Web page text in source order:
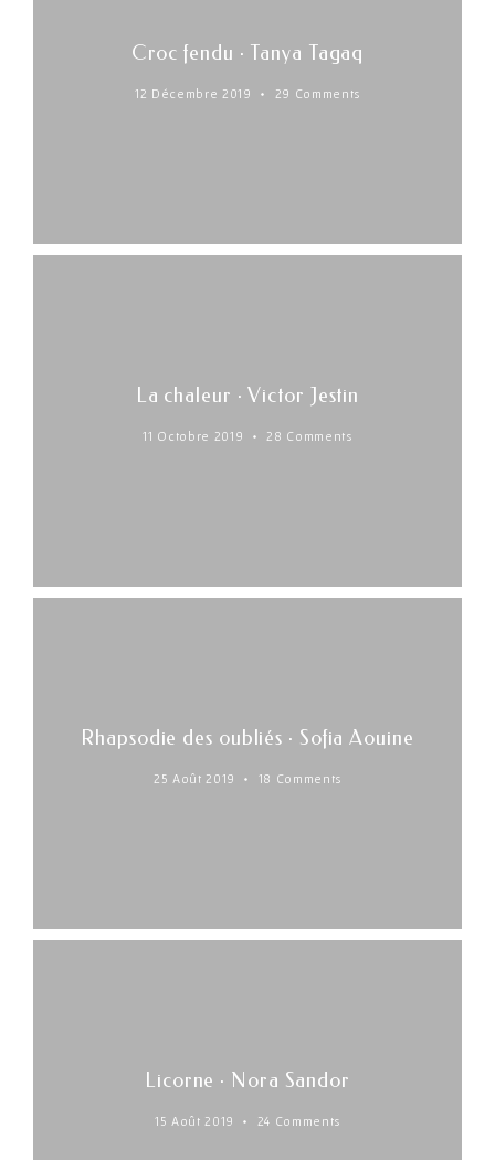
Croc fendu · Tanya Tagaq
12 Décembre 2019 29 Comments
La chaleur · Victor Jestin
11 Octobre 2019 28 Comments
Rhapsodie des oubliés · Sofia Aouine
25 Août 2019 18 Comments
Licorne · Nora Sandor
15 Août 2019 24 Comments